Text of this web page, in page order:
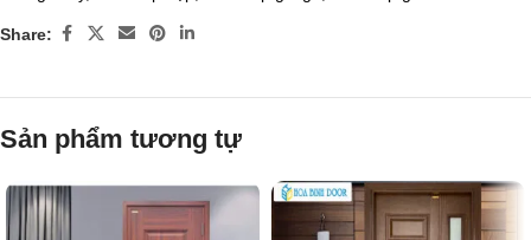
Share:
Sản phẩm tương tự